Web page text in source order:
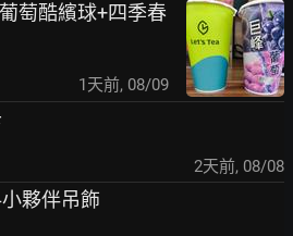
萄酷繽球+四季春
1天前, 08/09
2天前, 08/08
夥伴吊飾